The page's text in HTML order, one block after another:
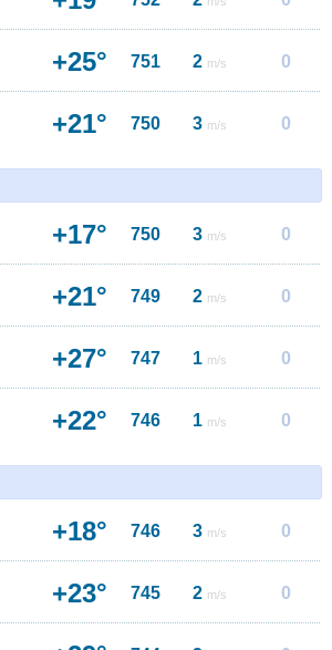
+25° 751 2 m/s 0
+21° 750 3 m/s 0
+17° 750 3 m/s 0
+21° 749 2 m/s 0
+27° 747 1 m/s 0
+22° 746 1 m/s 0
+18° 746 3 m/s 0
+23° 745 2 m/s 0